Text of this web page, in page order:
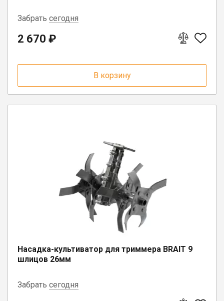
Забрать сегодня
п. Сямжа, ул. Советская, д. 24А
17
г. Вологда, ул. Саммера, д. 23
п. Депо, ул. Советская, д. 13
2 670 ₽
В корзину
Насадка-культиватор для триммера BRAIT 9
шлицов 26мм
Забрать сегодня